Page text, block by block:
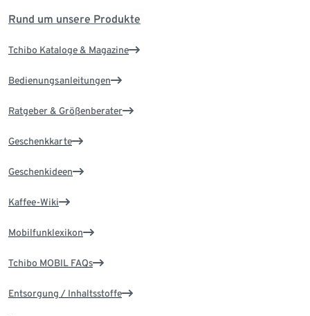
Rund um unsere Produkte
Tchibo Kataloge & Magazine
Bedienungsanleitungen
Ratgeber & Größenberater
Geschenkkarte
Geschenkideen
Kaffee-Wiki
Mobilfunklexikon
Tchibo MOBIL FAQs
Entsorgung / Inhaltsstoffe